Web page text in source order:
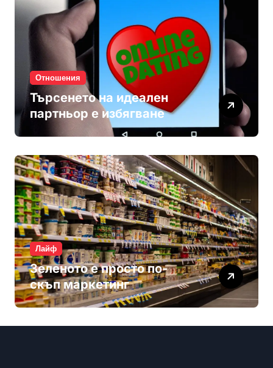
Отношения
Търсенето на идеален
партньор е избягване
Лайф
Зеленото е просто по-
скъп маркетинг